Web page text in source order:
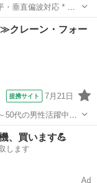
適合マスト
し
クレーン・フォー
提携サイト 7月21日
50代の男性活躍中★
130日★フォークリフ
神奈川県相模原
、買います💪
します
Ad